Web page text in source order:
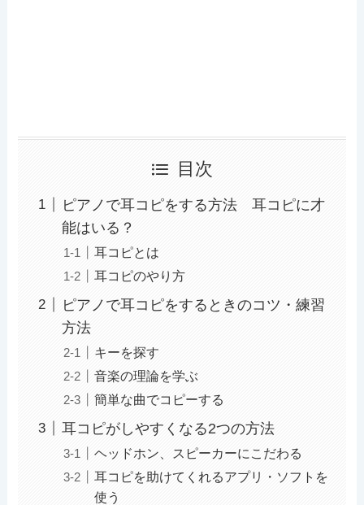
目次
ピアノで耳コピをする方法 耳コピに才
能はいる？
耳コピとは
耳コピのやり方
ピアノで耳コピをするときのコツ・練習
方法
キーを探す
音楽の理論を学ぶ
簡単な曲でコピーする
耳コピがしやすくなる2つの方法
ヘッドホン、スピーカーにこだわる
耳コピを助けてくれるアプリ・ソフトを
使う